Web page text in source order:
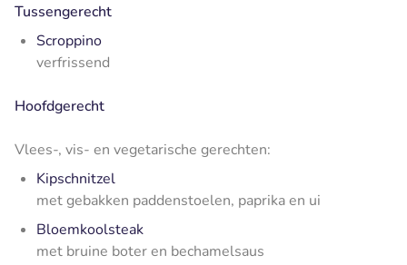
Tussengerecht
Scroppino
verfrissend
Hoofdgerecht
Vlees-, vis- en vegetarische gerechten:
Kipschnitzel
met gebakken paddenstoelen, paprika en ui
Bloemkoolsteak
met bruine boter en bechamelsaus